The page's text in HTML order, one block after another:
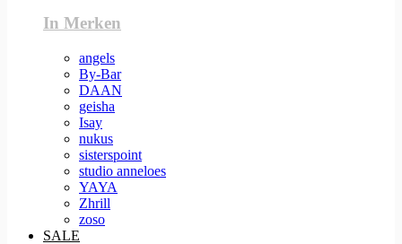
In Merken
angels
By-Bar
DAAN
geisha
Isay
nukus
sisterspoint
studio anneloes
YAYA
Zhrill
zoso
SALE